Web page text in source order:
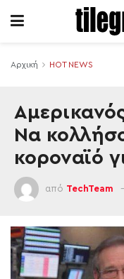
Αρχική HOT NEWS
Να
κοροναϊό
από TechTeam